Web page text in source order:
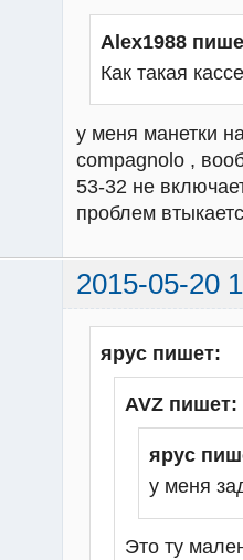
Alex1988
Как такая
у меня манетки
compagnolo ,
53-32 не
проблем
2015-05-20
ярус пишет:
AVZ пишет:
ярус
у меня
Это ту